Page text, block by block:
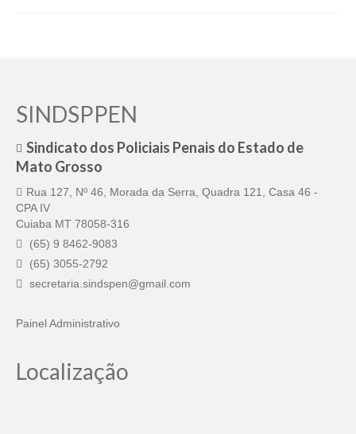
Filie-se
Notícias Gerais
Artigos
Nota de Falecimento
Fale Conosco
SINDSPPEN
Sindicato dos Policiais Penais do Estado de
Mato Grosso
Rua 127, Nº 46, Morada da Serra, Quadra 121, Casa 46 -
CPA IV
Cuiaba MT 78058-316
(65) 9 8462-9083
(65) 3055-2792
secretaria.sindspen@gmail.com
Painel Administrativo
Localização